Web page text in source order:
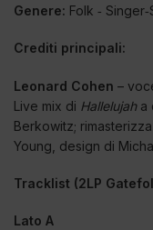
Genere: Folk ‑
Crediti principali:
Leonard Cohen –
Live mix di Hallelujaha
Berkowitz;
Young, design di
Tracklist (2LP
Lato A